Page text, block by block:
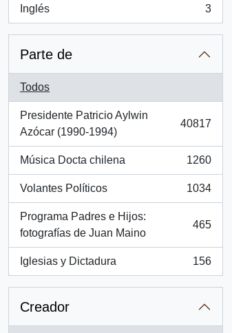
Inglés
, 3 resultados
3
Parte de
Todos
Presidente Patricio Aylwin
Azócar (1990-1994)
, 40817 resultados
40817
Música Docta chilena
, 1260 resultados
1260
Volantes Políticos
, 1034 resultados
1034
Programa Padres e Hijos:
fotografías de Juan Maino
, 465 resultados
465
Iglesias y Dictadura
, 156 resultados
156
Creador